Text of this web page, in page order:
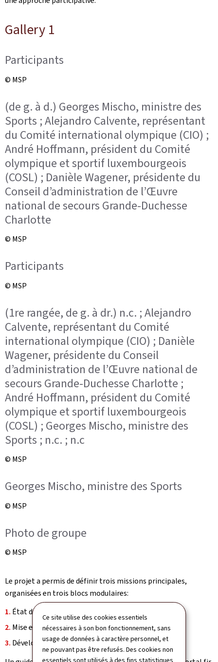
Ce site utilise des cookies essentiels
nécessaires à son bon fonctionnement, sans
usage de données à caractère personnel, et
ne pouvant pas être refusés. Des cookies non
essentiels sont utilisés à des fins statistiques
Gallery 1
Participants
© MSP
(de g. à d.) Georges Mischo, ministre des
Sports ; Alejandro Calvente, représentant
du Comité international olympique (CIO) ;
André Hoffmann, président du Comité
olympique et sportif luxembourgeois
(COSL) ; Danièle Wagener, présidente du
Conseil d’administration de l’Œuvre
national de secours Grande-Duchesse
Charlotte
© MSP
Participants
© MSP
(1re rangée, de g. à dr.) n.c. ; Alejandro
Calvente, représentant du Comité
international olympique (CIO) ; Danièle
Wagener, présidente du Conseil
d’administration de l’Œuvre national de
secours Grande-Duchesse Charlotte ;
André Hoffmann, président du Comité
olympique et sportif luxembourgeois
(COSL) ; Georges Mischo, ministre des
Sports ; n.c. ; n.c
© MSP
Georges Mischo, ministre des Sports
© MSP
Photo de groupe
© MSP
Le projet a permis de définir trois missions principales,
organisées en trois blocs modulaires:
État des lieux "
Mise en réseau "vernetzen"
Développer ensemble "gestalten"